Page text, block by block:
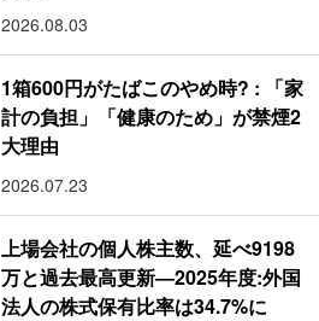
2026.08.03
1箱600円がたばこのやめ時? : 「家
計の負担」「健康のため」が禁煙2
大理由
2026.07.23
上場会社の個人株主数、延べ9198
万と過去最高更新―2025年度:外国
法人の株式保有比率は34.7%に